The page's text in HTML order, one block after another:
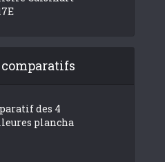
des 4
plancha